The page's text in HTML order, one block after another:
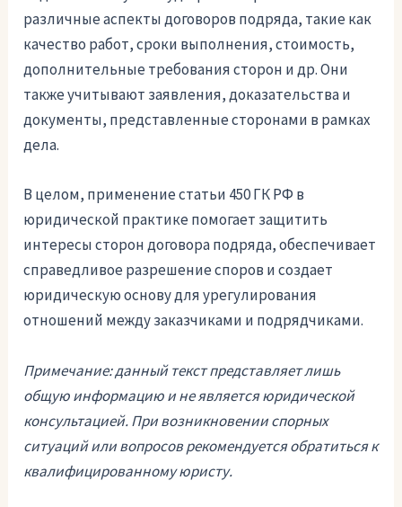
различные аспекты договоров подряда, такие как
качество работ, сроки выполнения, стоимость,
дополнительные требования сторон и др. Они
также учитывают заявления, доказательства и
документы, представленные сторонами в рамках
дела.
В целом, применение статьи 450 ГК РФ в
юридической практике помогает защитить
интересы сторон договора подряда, обеспечивает
справедливое разрешение споров и создает
юридическую основу для урегулирования
отношений между заказчиками и подрядчиками.
Примечание: данный текст представляет лишь
общую информацию и не является юридической
консультацией. При возникновении спорных
ситуаций или вопросов рекомендуется обратиться к
квалифицированному юристу.